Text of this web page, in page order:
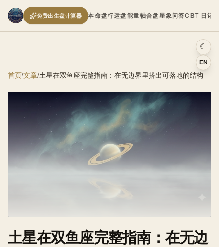
本命盘行运盘能量轴合盘星象问答CBT 日记
免费出生盘计算器
☾
EN
首页/文章/土星在双鱼座完整指南：在无边界里搭出可落地的结构
土星在双鱼座完整指南：在无边